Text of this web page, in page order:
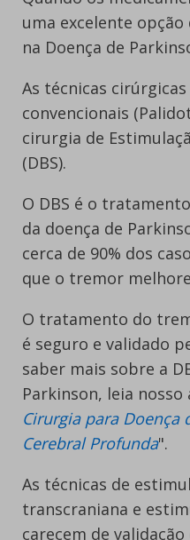
uma excelente
na Doença de
As técnicas
convencionais
cirurgia de
(DBS).
O DBS é o
da doença de
cerca de 90% dos
que o tremor
O tratamento do
é seguro e validado
saber mais sobre a
Parkinson, leia nosso
Cirurgia para Doença
Cerebral Profunda".
As técnicas de
transcraniana e
carecem de